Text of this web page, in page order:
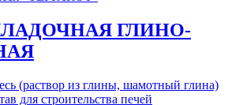
ГЛИНО-